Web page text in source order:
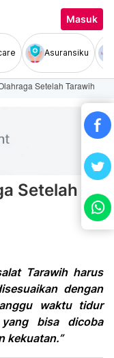
Masuk
Asuransiku
Setelah Tarawih
Setelah
Tarawih harus
dengan
waktu tidur
bisa dicoba
kekuatan.”